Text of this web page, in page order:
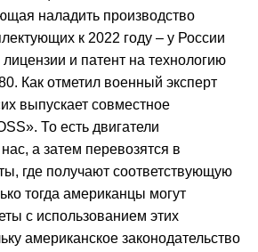
наладить производство
к 2022 году – у России
и патент на технологию
Как отметил военный эксперт
выпускает совместное
То есть двигатели
а затем перевозятся в
где получают соответствующую
тогда американцы могут
с использованием этих
американское законодательство